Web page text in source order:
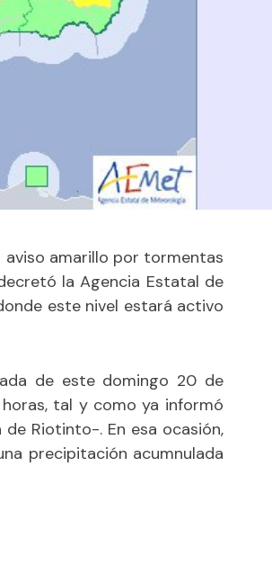
aviso amarillo por tormentas
la Agencia Estatal de
este nivel estará activo
de este domingo 20 de
tal y como ya informó
de Riotinto-. En esa ocasión,
precipitación acumnulada